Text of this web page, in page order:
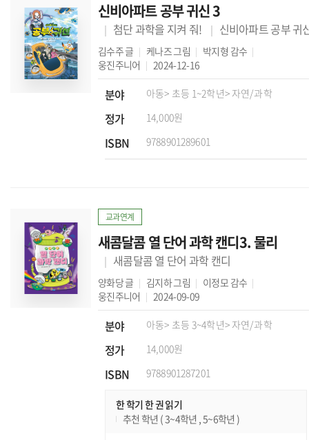
신비아파트 공부 귀신 3
첨단 과학을 지켜 줘! 신비아파트 공부 귀
김수주글 케나즈그림 박지형 감수
웅진주니어
2024-12-16
분야 아동> 초등 1~2학년> 자연/과학
정가 14,000원
ISBN 9788901289601
교과연계
새콤달콤 열 단어 과학 캔디3. 물리
새콤달콤 열 단어 과학 캔디
양화당글 김지하그림 이정모 감수
웅진주니어
2024-09-09
분야 아동> 초등 3~4학년> 자연/과학
정가 14,000원
ISBN 9788901287201
한 학기 한 권 읽기
추천 학년 ( 3~4학년 , 5~6학년 )